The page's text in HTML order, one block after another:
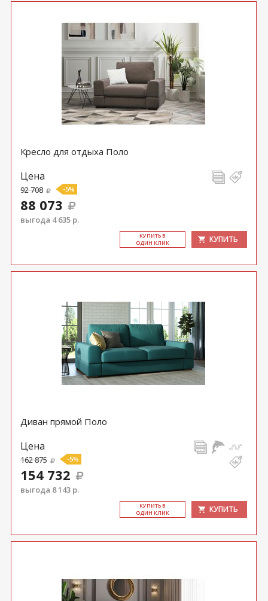
Кресло для отдыха Поло
Цена
92 708 -5%
88 073
выгода 4 635 р.
КУ­ПИТЬ В
ОДИН КЛИК
КУПИТЬ
Диван прямой Поло
Цена
162 875 -5%
154 732
выгода 8 143 р.
КУ­ПИТЬ В
ОДИН КЛИК
КУПИТЬ